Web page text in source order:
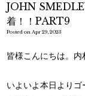
JOHN
着！！PART9
Posted on Apr 29, 2023
皆様こんにちは。内
いよいよ本日よりゴ